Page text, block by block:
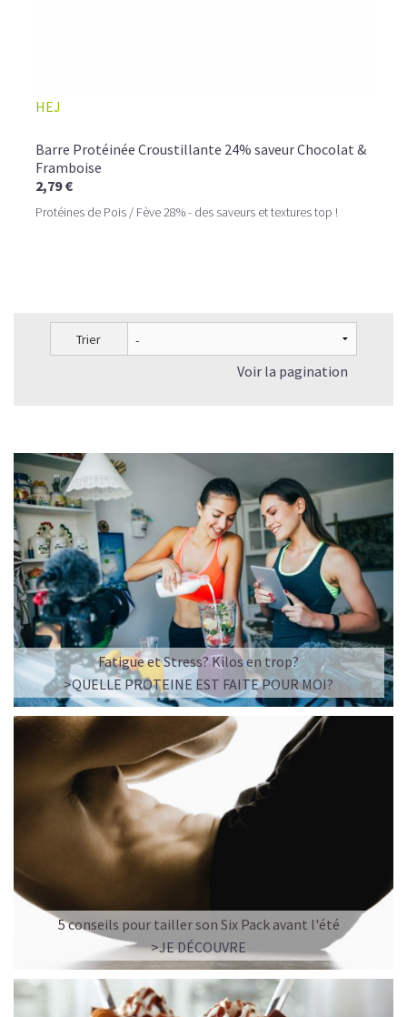
HEJ
Barre Protéinée Croustillante 24% saveur Chocolat &
Framboise
2,79 €
Protéines de Pois / Fève 28% - des saveurs et textures top !
Trier
Voir la pagination
Fatigue et Stress? Kilos en trop?
>QUELLE PROTEINE EST FAITE POUR MOI?
5 conseils pour tailler son Six Pack avant l'été
>JE DÉCOUVRE